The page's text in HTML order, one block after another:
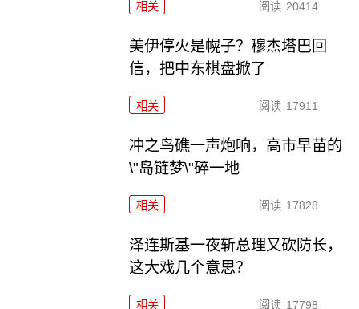
相关 阅读 20414
美伊停火是幌子？穆杰塔巴回
信，把中东棋盘掀了
相关 阅读 17911
冲之鸟礁一声炮响，高市早苗的
\"岛链梦\"碎一地
相关 阅读 17828
泽连斯基一夜斩总理又砍防长，
这大戏几个意思？
相关 阅读 17798